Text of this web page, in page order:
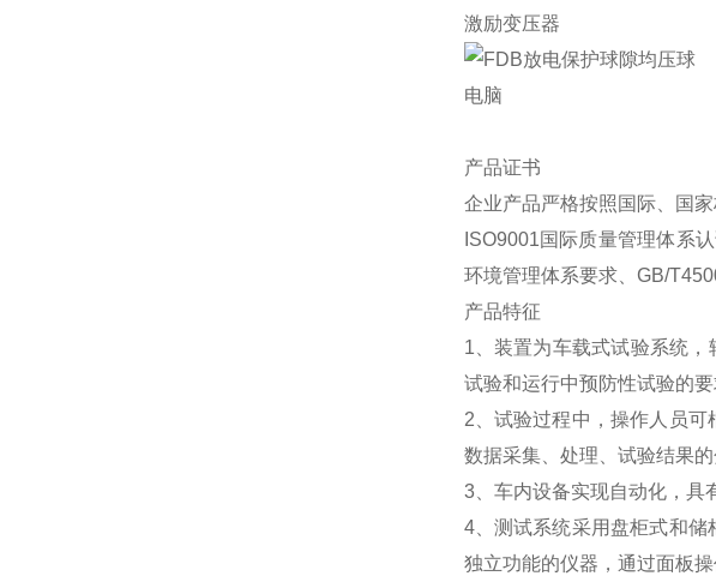
激励变压器
电脑
产品证书
企业产品严格按照国际、国
ISO9001国际质量管理体系
环境管理体系要求、GB/
产品特征
1、装置为车载式试验系统
试验和运行中预防性试验的
2、试验过程中，操作人员可
数据采集、处理、试验结果
3、车内设备实现自动化，具
4、测试系统采用盘柜式和
独立功能的仪器，通过面板